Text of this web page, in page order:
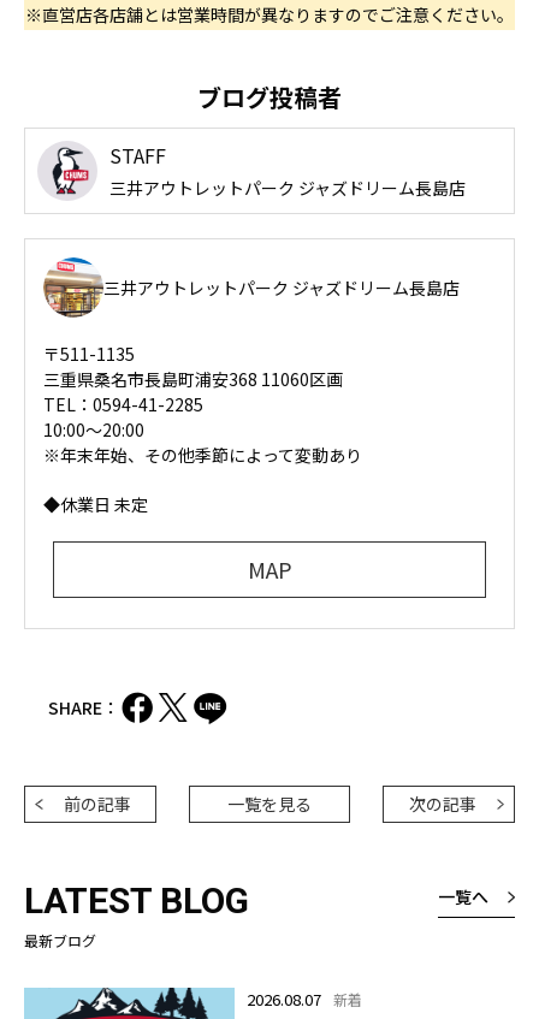
※直営店各店舗とは営業時間が異なりますのでご注意ください。
ブログ投稿者
STAFF
三井アウトレットパーク ジャズドリーム長島店
三井アウトレットパーク ジャズドリーム長島店
〒511-1135
三重県桑名市長島町浦安368 11060区画
TEL：0594-41-2285
10:00～20:00
※年末年始、その他季節によって変動あり
◆休業日 未定
MAP
SHARE：
前の記事 一覧を見る 次の記事
LATEST BLOG
最新ブログ
一覧へ
2026.08.07 新着